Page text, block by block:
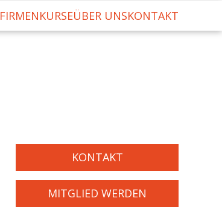
FIRMENKURSEÜBER UNSKONTAKT
KONTAKT
MITGLIED WERDEN